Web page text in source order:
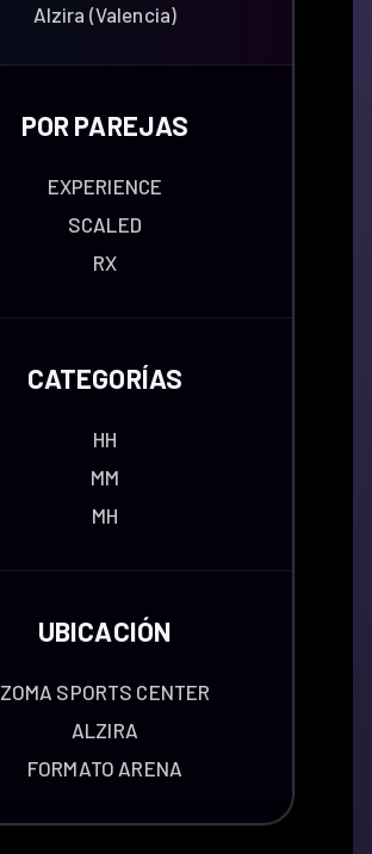
Alzira (Valencia)
POR PAREJAS
EXPERIENCE
SCALED
RX
CATEGORÍAS
HH
MM
MH
UBICACIÓN
ZOMA SPORTS CENTER
ALZIRA
FORMATO ARENA